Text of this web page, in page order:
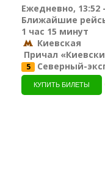
Ежедневно, 13:52
Ближайшие
1 час 15 минут
Киевская
Причал
5 Северный-
КУПИТЬ БИЛЕТЫ